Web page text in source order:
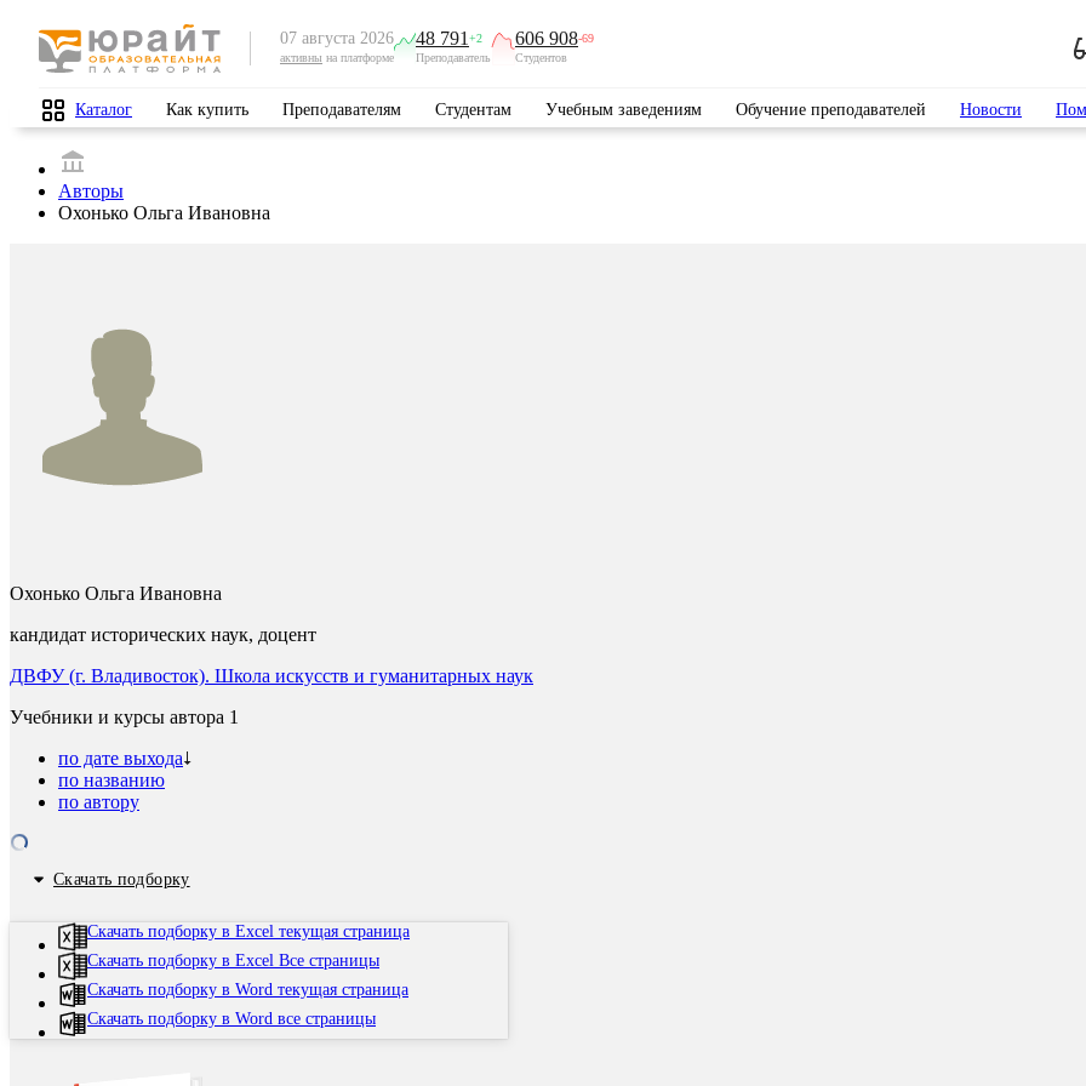
07 августа 2026
активны на платформе
48 791 +2
Преподаватель
606 908-69
Студентов
Каталог Как купить Преподавателям Студентам Учебным заведениям Обучение преподавателей Новости
Авторы
Охонько Ольга Ивановна
Охонько Ольга Ивановна
кандидат исторических наук, доцент
ДВФУ (г. Владивосток). Школа искусств и гуманитарных наук
Учебники и курсы автора 1
по дате выхода
по названию
по автору
Скачать подборку
Скачать подборку в Excel текущая страница
Скачать подборку в Excel Все страницы
Скачать подборку в Word текущая страница
Скачать подборку в Word все страницы